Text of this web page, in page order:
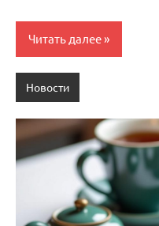
Читать далее
Новости